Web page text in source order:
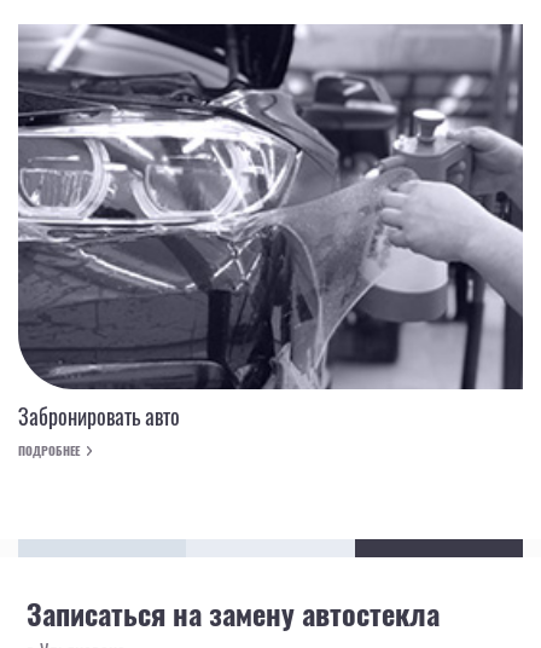
Забронировать авто
ПОДРОБНЕЕ
Записаться на замену автостекла